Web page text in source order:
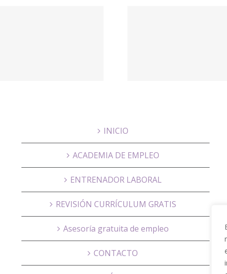
INICIO
ACADEMIA DE EMPLEO
ENTRENADOR LABORAL
REVISIÓN CURRÍCULUM GRATIS
Asesoría gratuita de empleo
CONTACTO